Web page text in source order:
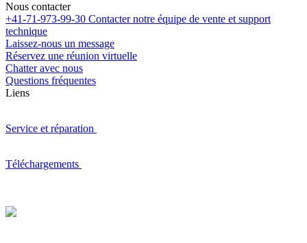
Nous contacter
+41-71-973-99-30 Contacter notre équipe de vente et support
technique
Laissez-nous un message
Réservez une réunion virtuelle
Chatter avec nous
Questions fréquentes
Liens
Service et réparation
Téléchargements